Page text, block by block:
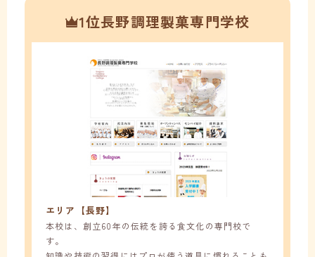
1位長野調理製菓専門学校
エリア【長野】
本校は、創立60年の伝統を誇る食文化の専門校で
す。